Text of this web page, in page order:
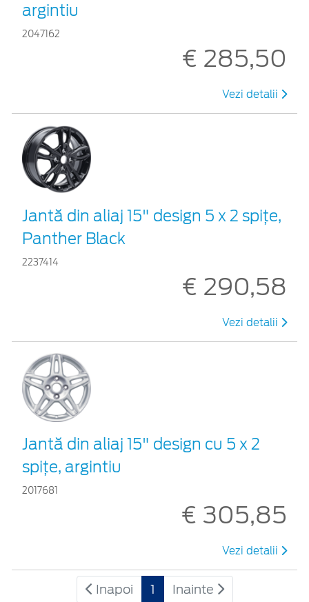
argintiu
2047162
€ 285,50
Vezi detalii
Jantă din aliaj 15" design 5 x 2 spiţe,
Panther Black
2237414
€ 290,58
Vezi detalii
Jantă din aliaj 15" design cu 5 x 2
spițe, argintiu
2017681
€ 305,85
Vezi detalii
Inapoi 1 Inainte